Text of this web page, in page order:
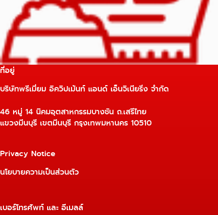
ที่อยู่
บริษัทพรีเมี่ยม อิควิปเม้นท์ แอนด์ เอ็นจิเนียริ่ง จำกัด
46 หมู่ 14 นิคมอุตสาหกรรมบางชัน ถ.เสรีไทย
แขวงมีนบุรี เขตมีนบุรี กรุงเทพมหานคร 10510
Privacy Notice
นโยบายความเป็นส่วนตัว
เบอร์โทรศัพท์ และ อีเมลล์